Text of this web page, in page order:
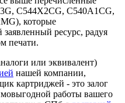
C544X2CG, C540A1CG,
которые
ресурс, радуя
печати.
или эквивалент)
нашей компании,
картриджей - это залог
работы вашего